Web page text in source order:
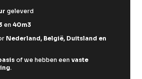
geleverd
en 40m3
Nederland, België, Duitsland en
of we hebben een vaste
.